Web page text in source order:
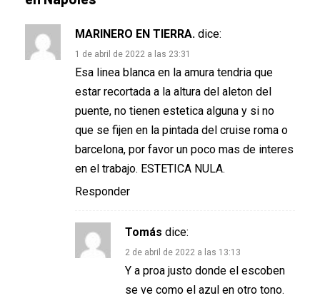
MARINERO EN TIERRA. dice:
1 de abril de 2022 a las 23:31
Esa linea blanca en la amura tendria que
estar recortada a la altura del aleton del
puente, no tienen estetica alguna y si no
que se fijen en la pintada del cruise roma o
barcelona, por favor un poco mas de interes
en el trabajo. ESTETICA NULA.
Responder
Tomás dice:
2 de abril de 2022 a las 13:13
Y a proa justo donde el escoben
se ve como el azul en otro tono.